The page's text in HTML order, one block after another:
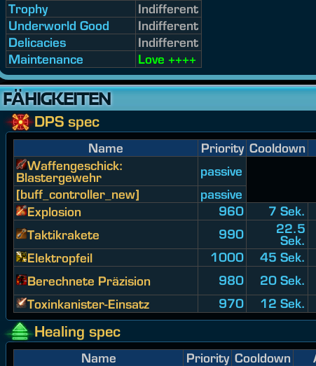
Trophy
Indifferent
Underworld Good
Indifferent
Delicacies
Indifferent
Maintenance
Love ++++
FÄHIGKEITEN
DPS spec
Name Priority Cooldown
Waffengeschick:
Blastergewehr
passive
[buff_controller_new]
passive
Explosion
960 7 Sek.
Taktikrakete
990
22.5
Sek.
Elektropfeil
1000 45 Sek.
Berechnete Präzision
980 20 Sek.
Toxinkanister-Einsatz
970 12 Sek.
Healing spec
Name Priority Cooldown